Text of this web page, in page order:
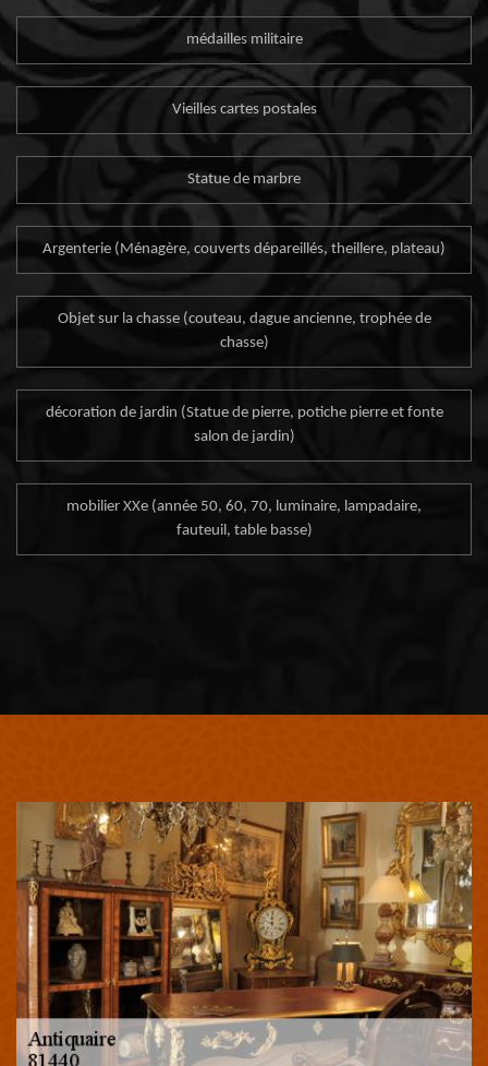
médailles militaire
Vieilles cartes postales
Statue de marbre
Argenterie (Ménagère, couverts dépareillés, theillere, plateau)
Objet sur la chasse (couteau, dague ancienne, trophée de
chasse)
décoration de jardin (Statue de pierre, potiche pierre et fonte
salon de jardin)
mobilier XXe (année 50, 60, 70, luminaire, lampadaire,
fauteuil, table basse)